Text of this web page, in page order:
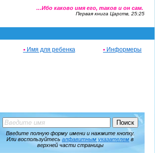
…Ибо каково имя его, таков и он сам.
Первая книга Царств, 25:25
•Имя для ребенка • Информеры
Введите полную форму имени и нажмите кнопку.
Или воспользуйтесь алфавитным указателем в
верхней части страницы